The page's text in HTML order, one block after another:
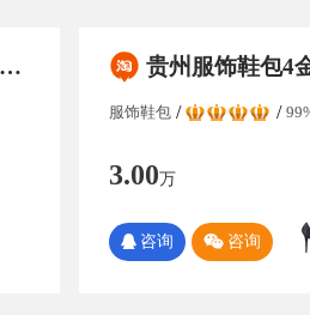
贵州服饰鞋包4金冠个人淘宝店铺出售/买卖，纯实体交易，保证金无需退还，好评率高于99%
服饰鞋包
3.00万
咨询 咨询